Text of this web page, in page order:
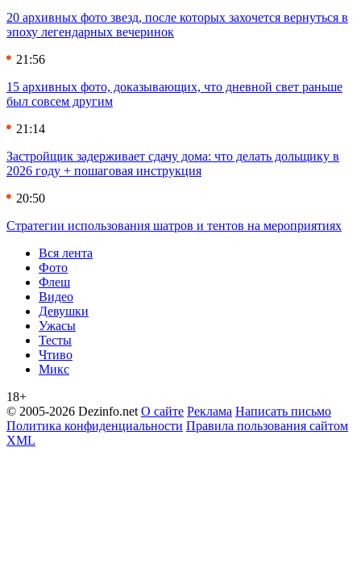
20 архивных фото звезд, после которых захочется вернуться в
эпоху легендарных вечеринок
21:56
15 архивных фото, доказывающих, что дневной свет раньше
был совсем другим
21:14
Застройщик задерживает сдачу дома: что делать дольщику в
2026 году + пошаговая инструкция
20:50
Стратегии использования шатров и тентов на мероприятиях
Вся лента
Фото
Флеш
Видео
Девушки
Ужасы
Тесты
Чтиво
Микс
18+
© 2005-2026 Dezinfo.net О сайте Реклама Написать письмо
Политика конфиденциальности Правила пользования сайтом
XML